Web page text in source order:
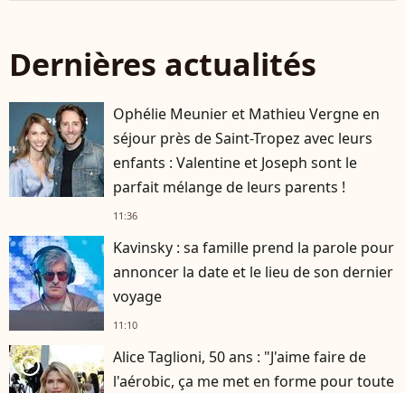
Dernières actualités
Ophélie Meunier et Mathieu Vergne en
séjour près de Saint-Tropez avec leurs
enfants : Valentine et Joseph sont le
parfait mélange de leurs parents !
11:36
Kavinsky : sa famille prend la parole pour
annoncer la date et le lieu de son dernier
voyage
11:10
player2
Alice Taglioni, 50 ans : "J'aime faire de
l'aérobic, ça me met en forme pour toute